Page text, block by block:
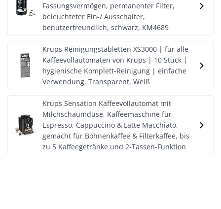
Fassungsvermögen, permanenter Filter,
beleuchteter Ein-/ Ausschalter,
benutzerfreundlich, schwarz, KM4689
Krups Reinigungstabletten XS3000 | für alle
Kaffeevollautomaten von Krups | 10 Stück |
hygienische Komplett-Reinigung | einfache
Verwendung, Transparent, Weiß
Krups Sensation Kaffeevollautomat mit
Milchschaumdüse, Kaffeemaschine für
Espresso, Cappuccino & Latte Macchiato,
gemacht für Bohnenkaffee & Filterkaffee, bis
zu 5 Kaffeegetränke und 2-Tassen-Funktion